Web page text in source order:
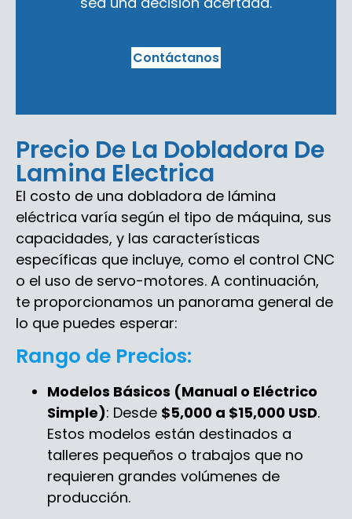
Contáctanos
Precio De La Dobladora De
Lamina Electrica
El costo de una dobladora de lámina
eléctrica varía según el tipo de máquina, sus
capacidades, y las características
específicas que incluye, como el control CNC
o el uso de servo-motores. A continuación,
te proporcionamos un panorama general de
lo que puedes esperar:
Rango de Precios:
Modelos Básicos (Manual o Eléctrico
Simple): Desde $5,000 a $15,000 USD.
Estos modelos están destinados a
talleres pequeños o trabajos que no
requieren grandes volúmenes de
producción.